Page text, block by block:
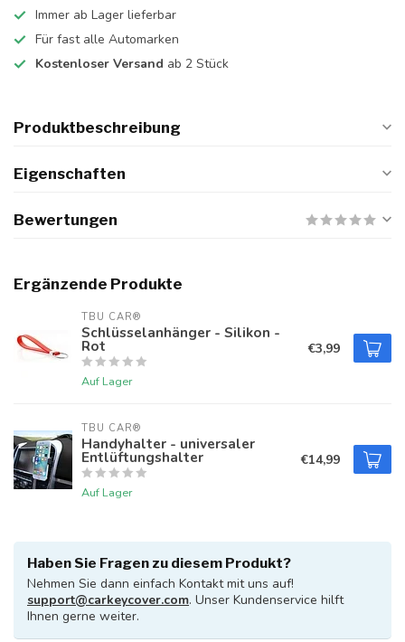
Immer ab Lager lieferbar
Für fast alle Automarken
Kostenloser Versand ab 2 Stück
Produktbeschreibung
Eigenschaften
Bewertungen
Ergänzende Produkte
TBU CAR®
Schlüsselanhänger - Silikon -
Rot
Auf Lager
€3,99
TBU CAR®
Handyhalter - universaler
Entlüftungshalter
Auf Lager
€14,99
Haben Sie Fragen zu diesem Produkt?
Nehmen Sie dann einfach Kontakt mit uns auf!
support@carkeycover.com. Unser Kundenservice hilft
Ihnen gerne weiter.